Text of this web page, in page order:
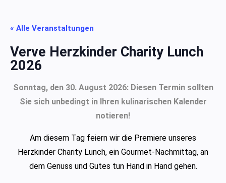
« Alle Veranstaltungen
Verve Herzkinder Charity Lunch
2026
Sonntag, den 30. August 2026: Diesen Termin sollten
Sie sich unbedingt in Ihren kulinarischen Kalender
notieren!
Am diesem Tag feiern wir die Premiere unseres
Herzkinder Charity Lunch, ein Gourmet-Nachmittag, an
dem Genuss und Gutes tun Hand in Hand gehen.